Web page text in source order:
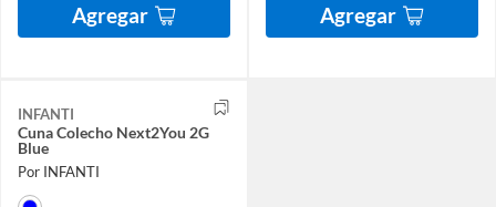
Agregar Agregar
INFANTI
Cuna Colecho Next2You 2G
Blue
Por INFANTI